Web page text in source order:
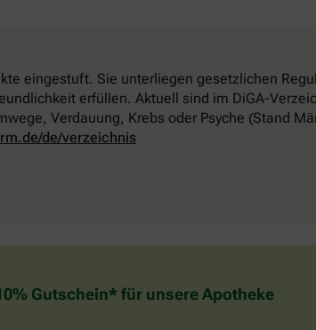
eingestuft. Sie unterliegen gesetzlichen
erfüllen. Aktuell sind im DiGA-
Verdauung, Krebs oder Psyche (Stand
de/verzeichnis
Gutschein* für unsere Apotheke